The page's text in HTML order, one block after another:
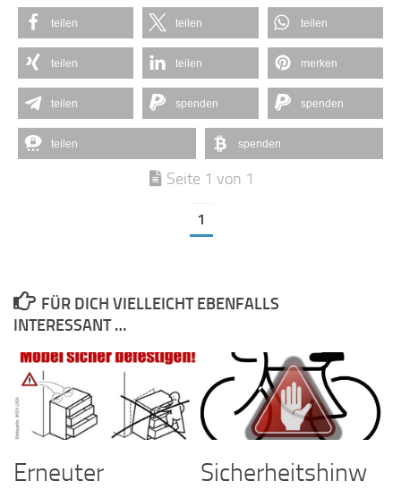
teilen teilen teilen
teilen teilen merken
teilen spenden spenden
teilen spenden
Seite 1 von 1
1
FÜR DICH VIELLEICHT EBENFALLS
INTERESSANT …
Erneuter
Sicherheitshinw